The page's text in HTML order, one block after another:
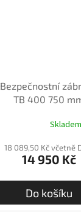
Bezpečnostní
TB 400 750
Skladem
18 089,50 Kč včetně
14 950 Kč
Do košíku